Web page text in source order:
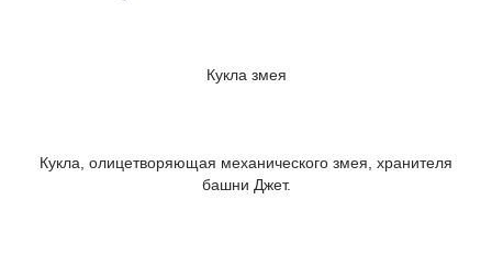
Кукла змея
Кукла, олицетворяющая механического змея, хранителя
башни Джет.